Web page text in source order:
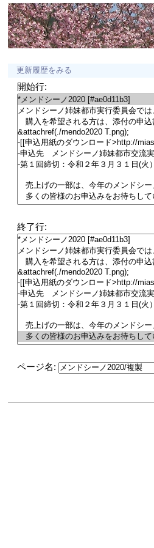
更新履歴をみる
開始行:
終了行:
ページ名: